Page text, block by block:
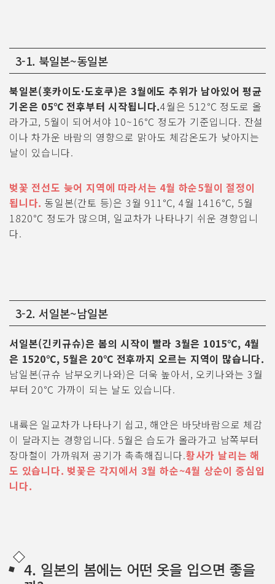
3-1. 북일본~동일본
북일본(홋카이도·도호쿠)은 3월에도 추위가 남아있어 평균
기온은 05℃ 전후부터 시작됩니다.4월은 512℃ 정도로 올
라가고, 5월이 되어서야 10~16℃ 정도가 기준입니다. 잔설
이나 차가운 바람의 영향으로 맑아도 체감온도가 낮아지는
날이 있습니다.
벚꽃 전선도 늦어 지역에 따라서는 4월 하순5월이 절정이
됩니다. 동일본(간토 등)은 3월 911℃, 4월 1416℃, 5월
1820℃ 정도가 많으며, 일교차가 나타나기 쉬운 경향입니
다.
3-2. 서일본~남일본
서일본(긴키규슈)은 봄의 시작이 빨라 3월은 1015℃, 4월
은 1520℃, 5월은 20℃ 전후까지 오르는 지역이 많습니다.
남일본(규슈 남부오키나와)은 더욱 높아서, 오키나와는 3월
부터 20℃ 가까이 되는 날도 있습니다.
내륙은 일교차가 나타나기 쉽고, 해안은 바닷바람으로 체감
이 달라지는 경향입니다. 5월은 습도가 올라가고 남쪽부터
장마철이 가까워져 공기가 촉촉해집니다.황사가 날리는 해
도 있습니다. 벚꽃은 각지에서 3월 하순~4월 상순이 중심입
니다.
4. 일본의 봄에는 어떤 옷을 입으면 좋을